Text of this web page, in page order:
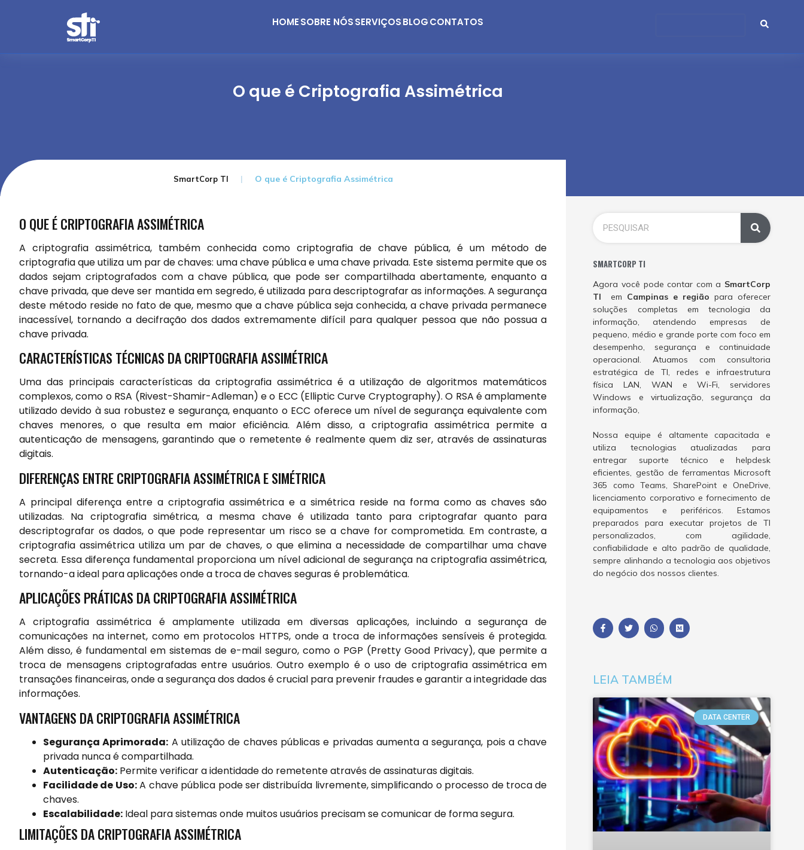
HOMESOBRE NÓSSERVIÇOSBLOGCONTATOS
O que é Criptografia Assimétrica
SmartCorp TI O que é Criptografia Assimétrica
O QUE É CRIPTOGRAFIA ASSIMÉTRICA
A criptografia assimétrica, também conhecida como criptografia de chave pública, é um método de
criptografia que utiliza um par de chaves: uma chave pública e uma chave privada. Este sistema permite que os
dados sejam criptografados com a chave pública, que pode ser compartilhada abertamente, enquanto a
chave privada, que deve ser mantida em segredo, é utilizada para descriptografar as informações. A segurança
deste método reside no fato de que, mesmo que a chave pública seja conhecida, a chave privada permanece
inacessível, tornando a decifração dos dados extremamente difícil para qualquer pessoa que não possua a
chave privada.
CARACTERÍSTICAS TÉCNICAS DA CRIPTOGRAFIA ASSIMÉTRICA
Uma das principais características da criptografia assimétrica é a utilização de algoritmos matemáticos
complexos, como o RSA (Rivest-Shamir-Adleman) e o ECC (Elliptic Curve Cryptography). O RSA é amplamente
utilizado devido à sua robustez e segurança, enquanto o ECC oferece um nível de segurança equivalente com
chaves menores, o que resulta em maior eficiência. Além disso, a criptografia assimétrica permite a
autenticação de mensagens, garantindo que o remetente é realmente quem diz ser, através de assinaturas
digitais.
DIFERENÇAS ENTRE CRIPTOGRAFIA ASSIMÉTRICA E SIMÉTRICA
A principal diferença entre a criptografia assimétrica e a simétrica reside na forma como as chaves são
utilizadas. Na criptografia simétrica, a mesma chave é utilizada tanto para criptografar quanto para
descriptografar os dados, o que pode representar um risco se a chave for comprometida. Em contraste, a
criptografia assimétrica utiliza um par de chaves, o que elimina a necessidade de compartilhar uma chave
secreta. Essa diferença fundamental proporciona um nível adicional de segurança na criptografia assimétrica,
tornando-a ideal para aplicações onde a troca de chaves seguras é problemática.
APLICAÇÕES PRÁTICAS DA CRIPTOGRAFIA ASSIMÉTRICA
A criptografia assimétrica é amplamente utilizada em diversas aplicações, incluindo a segurança de
comunicações na internet, como em protocolos HTTPS, onde a troca de informações sensíveis é protegida.
Além disso, é fundamental em sistemas de e-mail seguro, como o PGP (Pretty Good Privacy), que permite a
troca de mensagens criptografadas entre usuários. Outro exemplo é o uso de criptografia assimétrica em
transações financeiras, onde a segurança dos dados é crucial para prevenir fraudes e garantir a integridade das
informações.
VANTAGENS DA CRIPTOGRAFIA ASSIMÉTRICA
Segurança Aprimorada: A utilização de chaves públicas e privadas aumenta a segurança, pois a chave
privada nunca é compartilhada.
Autenticação: Permite verificar a identidade do remetente através de assinaturas digitais.
Facilidade de Uso:A chave pública pode ser distribuída livremente, simplificando o processo de troca de
chaves.
Escalabilidade: Ideal para sistemas onde muitos usuários precisam se comunicar de forma segura.
LIMITAÇÕES DA CRIPTOGRAFIA ASSIMÉTRICA
SMARTCORP TI
Agora você pode contar com a SmartCorp
TI em Campinas e região para oferecer
soluções completas em tecnologia da
informação, atendendo empresas de
pequeno, médio e grande porte com foco em
desempenho, segurança e continuidade
operacional. Atuamos com consultoria
estratégica de TI, redes e infraestrutura
física LAN, WAN e Wi-Fi, servidores
Windows e virtualização, segurança da
informação,
Nossa equipe é altamente capacitada e
utiliza tecnologias atualizadas para
entregar suporte técnico e helpdesk
eficientes, gestão de ferramentas Microsoft
365 como Teams, SharePoint e OneDrive,
licenciamento corporativo e fornecimento de
equipamentos e periféricos. Estamos
preparados para executar projetos de TI
personalizados, com agilidade,
confiabilidade e alto padrão de qualidade,
sempre alinhando a tecnologia aos objetivos
do negócio dos nossos clientes.
LEIA TAMBÉM
DATA CENTER